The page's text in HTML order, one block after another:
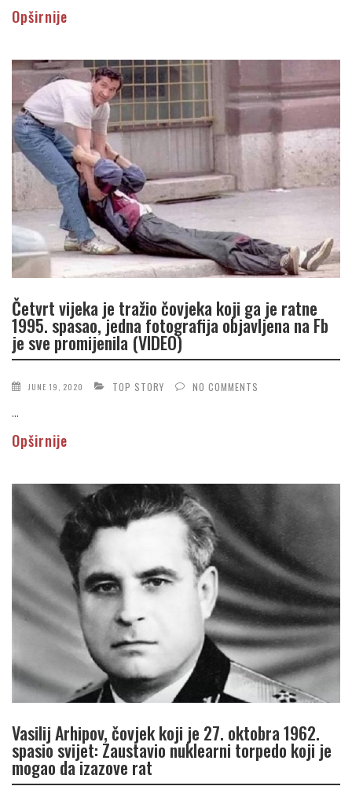
Opširnije
Četvrt vijeka je tražio čovjeka koji ga je ratne
1995. spasao, jedna fotografija objavljena na Fb
je sve promijenila (VIDEO)
JUNE 19, 2020 TOP STORY NO COMMENTS
...
Opširnije
Vasilij Arhipov, čovjek koji je 27. oktobra 1962.
spasio svijet: Zaustavio nuklearni torpedo koji je
mogao da izazove rat